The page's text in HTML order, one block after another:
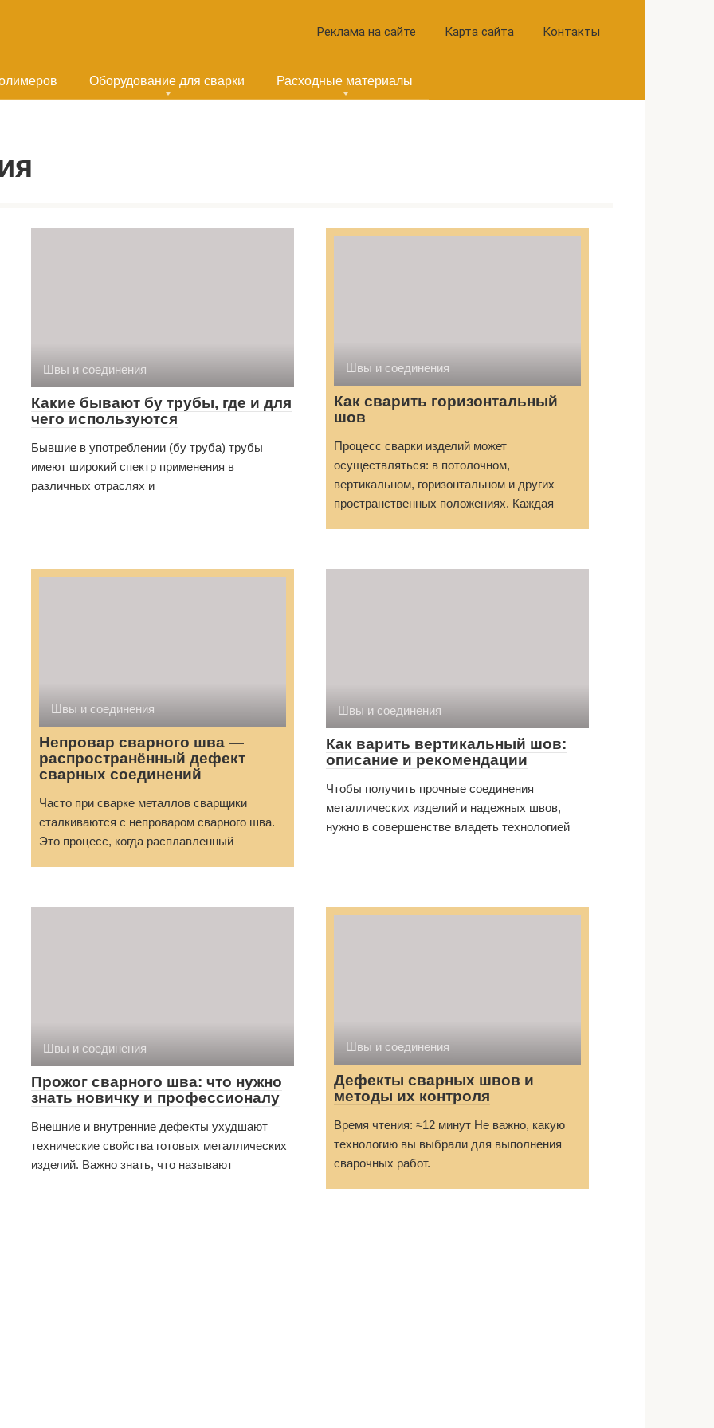
Реклама на сайте Карта сайта Контакты
Оборудование для сварки Расходные материалы
Швы и соединения
Какие бывают бу трубы, где и для
чего используются
Бывшие в употреблении (бу труба) трубы
имеют широкий спектр применения в
различных отраслях и
Швы и соединения
Как сварить горизонтальный
шов
Процесс сварки изделий может
осуществляться: в потолочном,
вертикальном, горизонтальном и других
пространственных положениях. Каждая
Швы и соединения
Непровар сварного шва —
распространённый дефект
сварных соединений
Часто при сварке металлов сварщики
сталкиваются с непроваром сварного шва.
Это процесс, когда расплавленный
Швы и соединения
Как варить вертикальный шов:
описание и рекомендации
Чтобы получить прочные соединения
металлических изделий и надежных швов,
нужно в совершенстве владеть технологией
Швы и соединения
Прожог сварного шва: что нужно
знать новичку и профессионалу
Внешние и внутренние дефекты ухудшают
технические свойства готовых металлических
изделий. Важно знать, что называют
Швы и соединения
Дефекты сварных швов и
методы их контроля
Время чтения: ≈12 минут Не важно, какую
технологию вы выбрали для выполнения
сварочных работ.